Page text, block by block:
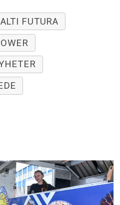
ALTI FUTURA